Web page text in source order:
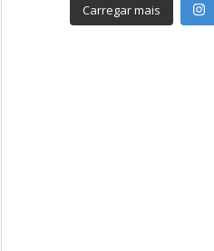
Carregar mais